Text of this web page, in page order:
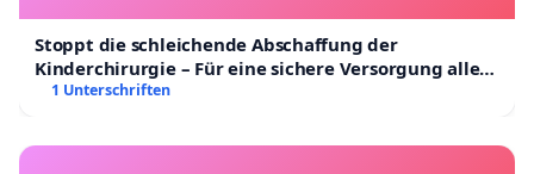
Stoppt die schleichende Abschaffung der
Kinderchirurgie – Für eine sichere Versorgung aller
Kinder in Deutschland
1 Unterschriften